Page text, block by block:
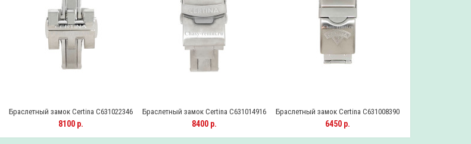
Браслетный замок Certina C631022346
8100 р.
Браслетный замок Certina C631014916
8400 р.
Браслетный замок Certina C631008390
6450 р.